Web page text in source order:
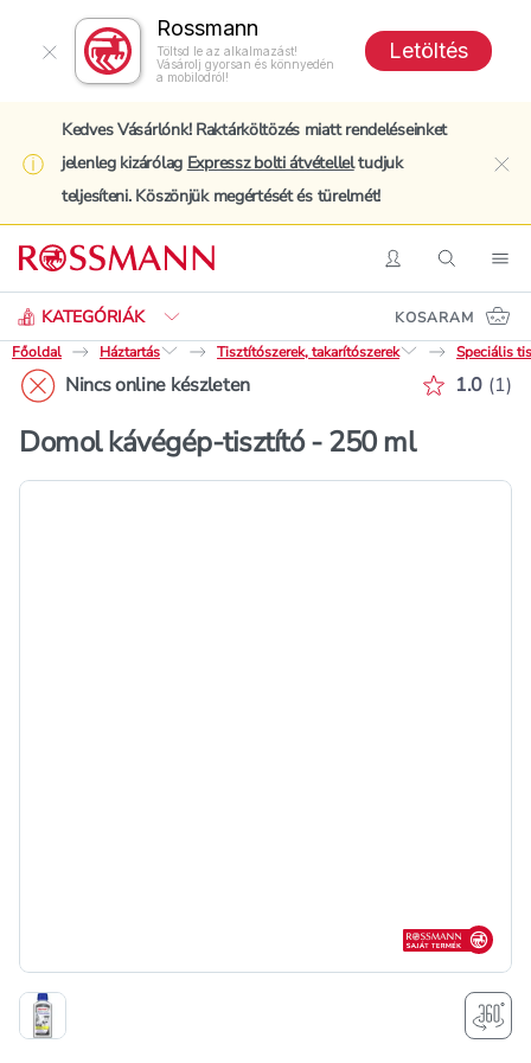
Rossmann
Töltsd le az alkalmazást!
Vásárolj gyorsan és könnyedén
a mobilodról!
Letöltés
Kedves Vásárlónk! Raktárköltözés miatt rendeléseinket
jelenleg kizárólag Expressz bolti átvételleltudjuk
teljesíteni. Köszönjük megértését és türelmét!
BelépésKeresés
KATEGÓRIÁK
Keresés
KOSARAM
Főoldal
Háztartás Tisztítószerek, takarítószerek Speciális
Nincs online készleten 1.0 (1)
Domol kávégép-tisztító - 250 ml
Rossmann